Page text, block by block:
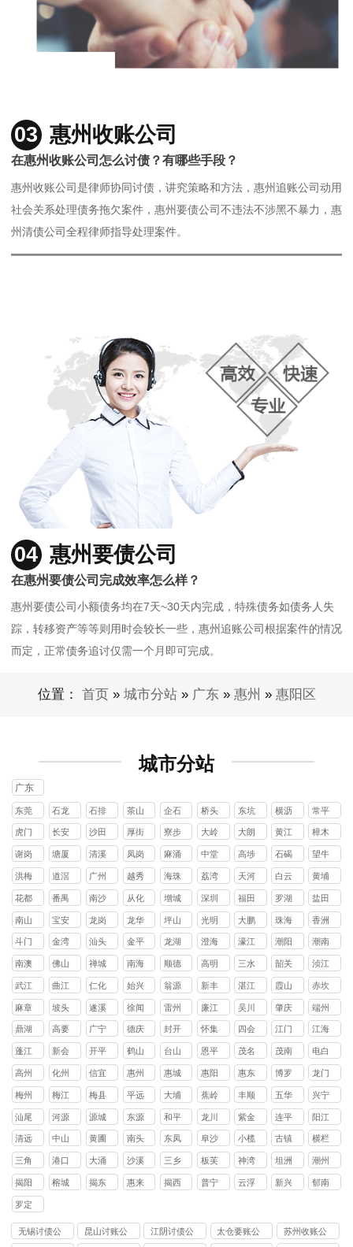
03 惠州收账公司
在惠州收账公司怎么讨债？有哪些手段？
惠州收账公司是律师协同讨债，讲究策略和方法，惠州追账公司动用
社会关系处理债务拖欠案件，惠州要债公司不违法不涉黑不暴力，惠
州清债公司全程律师指导处理案件。
04 惠州要债公司
在惠州要债公司完成效率怎么样？
惠州要债公司小额债务均在7天~30天内完成，特殊债务如债务人失
踪，转移资产等等则用时会较长一些，惠州追账公司根据案件的情况
而定，正常债务追讨仅需一个月即可完成。
位置： 首页 » 城市分站» 广东» 惠州 » 惠阳区
城市分站
广东
东莞
石龙
镇
石排
镇
茶山
镇
企石
镇
桥头
镇
东坑
镇
横沥
镇
常平
镇
虎门
镇
长安
镇
沙田
镇
厚街
镇
寮步
镇
大岭
山镇
大朗
镇
黄江
镇
樟木
头镇
谢岗
镇
塘厦
镇
清溪
镇
凤岗
镇
麻涌
镇
中堂
镇
高埗
镇
石碣
镇
望牛
墩镇
洪梅
镇
道滘
镇
广州
越秀
区
海珠
区
荔湾
区
天河
区
白云
区
黄埔
区
花都
区
番禺
区
南沙
区
从化
区
增城
区
深圳
福田
区
罗湖
区
盐田
区
南山
区
宝安
区
龙岗
区
龙华
区
坪山
区
光明
区
大鹏
新区
珠海
香洲
区
斗门
区
金湾
区
汕头
金平
区
龙湖
区
澄海
区
濠江
区
潮阳
区
潮南
区
南澳
县
佛山
禅城
区
南海
区
顺德
区
高明
区
三水
区
韶关
浈江
区
武江
区
曲江
区
仁化
县
始兴
县
翁源
县
新丰
县
湛江
霞山
区
赤坎
区
麻章
区
坡头
区
遂溪
县
徐闻
县
雷州
市
廉江
市
吴川
市
肇庆
端州
区
鼎湖
区
高要
区
广宁
县
德庆
县
封开
县
怀集
县
四会
市
江门
江海
区
蓬江
区
新会
区
开平
县
鹤山
县
台山
县
恩平
县
茂名
茂南
区
电白
区
高州
市
化州
市
信宜
市
惠州
惠城
区
惠阳
区
惠东
县
博罗
县
龙门
县
梅州
梅江
区
梅县
区
平远
县
大埔
县
蕉岭
县
丰顺
县
五华
县
兴宁
市
汕尾 河源
源城
区
东源
县
和平
县
龙川
县
紫金
县
连平
县
阳江
清远 中山
黄圃
镇
南头
镇
东凤
镇
阜沙
镇
小榄
镇
古镇
镇
横栏
镇
三角
镇
港口
镇
大涌
镇
沙溪
镇
三乡
镇
板芙
镇
神湾
镇
坦洲
镇
潮州
揭阳
榕城
揭东
惠来
揭西
普宁
云浮
新兴
郁南
罗定
市
无锡讨债公
昆山讨账公
江阴讨债公
太仓要账公
苏州收账公